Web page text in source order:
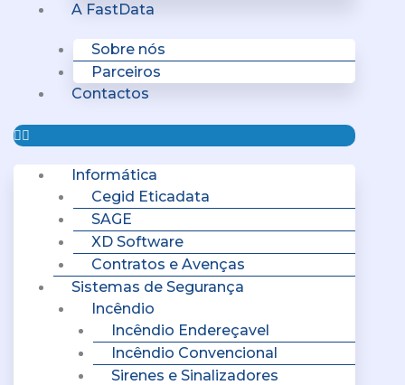
A FastData
Sobre nós
Parceiros
Contactos
Informática
Cegid Eticadata
SAGE
XD Software
Contratos e Avenças
Sistemas de Segurança
Incêndio
Incêndio Endereçavel
Incêndio Convencional
Sirenes e Sinalizadores